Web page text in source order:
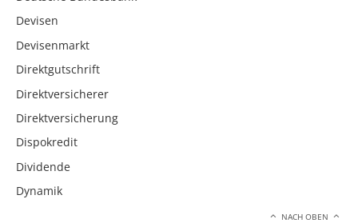
Devisen
Devisenmarkt
Direktgutschrift
Direktversicherer
Direktversicherung
Dispokredit
Dividende
Dynamik
NACH OBEN